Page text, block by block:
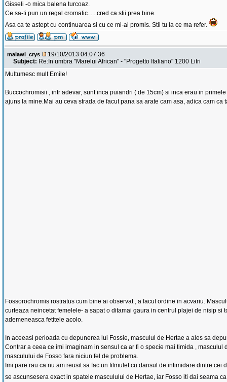
Gisseli -o mica balena turcoaz.
Ce sa-ti pun un regal cromatic......cred ca stii prea bine.
Asa ca te astept cu continuarea si cu ce mi-ai promis. Stii tu la ce ma refer.
malawi_crys
19/10/2013 04:07:36
Subject: Re:In umbra "Marelui African" - "Progetto Italiano" 1200 Litri
Multumesc mult Emile!
Buccochromisii , intr adevar, sunt inca puiandri ( de 15cm) si inca erau in
ajuns la mine.Mai au ceva strada de facut pana sa arate cam asa, adica cam ca
Fossorochromis rostratus cum bine ai observat , a facut ordine in acvariu.
curteaza neincetat femelele- a sapat o ditamai gaura in centrul plajei de nisip si
ademeneasca fetitele acolo.
In aceeasi perioada cu depunerea lui Fossie, masculul de Hertae a ales sa
Contrar a ceea ce imi imaginam in sensul ca ar fi o specie mai timida , masculul
masculului de Fosso fara niciun fel de problema.
Imi pare rau ca nu am reusit sa fac un filmulet cu dansul de intimidare dintre cei
se ascunsesera exact in spatele masculului de Hertae, iar Fosso iti dai seama